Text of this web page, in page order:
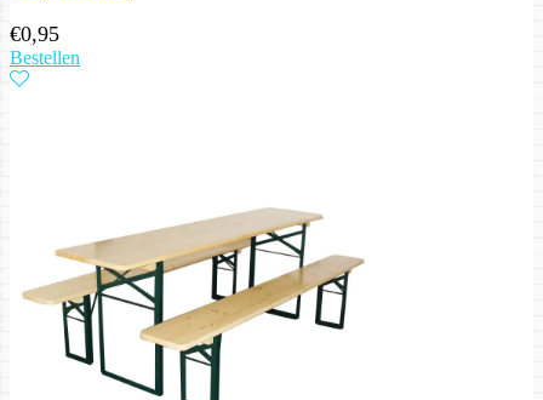
€0,95
Bestellen